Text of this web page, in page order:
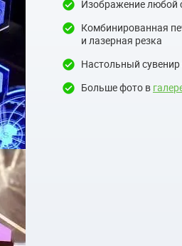
Изображение любой
Комбинированная
и лазерная резка
Настольный сувенир
Больше фото в